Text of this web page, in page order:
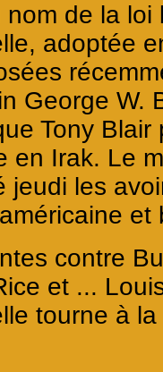
nom de la
adoptée
George W.
Tony
en Irak. Le
jeudi les
et
contre
et ...
tourne à